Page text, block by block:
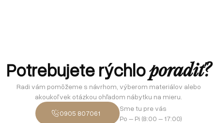
Potrebujete rýchloporadiť?
Radi vám pomôžeme s návrhom, výberom materiálov alebo
akoukoľvek otázkou ohľadom nábytku na mieru.
0905 807061
Sme tu pre vás
Po – Pi (8:00 – 17:00)